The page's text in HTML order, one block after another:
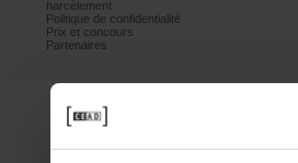
harcèlement
Politiquedeconfidentialité
Prixetconcours
Partenaires